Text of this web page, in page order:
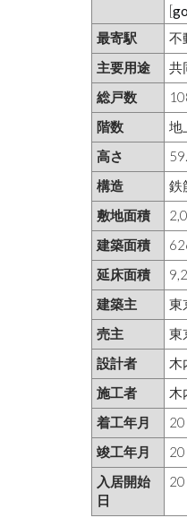
[
最寄駅
不
主要用途
共
総戸数
階数
地
高さ
構造
鉄
敷地面積
建築面積
延床面積
建築主
東
売主
東
設計者
木
施工者
木
着工年月
竣工年月
入居開始
日